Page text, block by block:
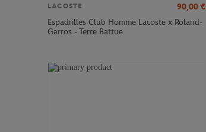
LACOSTE 90,00 €
Espadrilles Club Homme Lacoste x Roland-
Garros - Terre Battue